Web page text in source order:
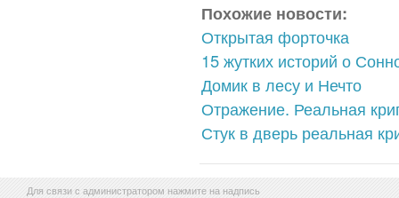
Похожие новости:
Открытая форточка
15 жутких историй о
Домик в лесу и Нечто
Отражение. Реальная
Стук в дверь реальная
Для связи с администратором нажмите на надпись